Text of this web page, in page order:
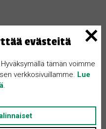
evästeitä
tämän voimme
verkkosivuillamme. Lue
.